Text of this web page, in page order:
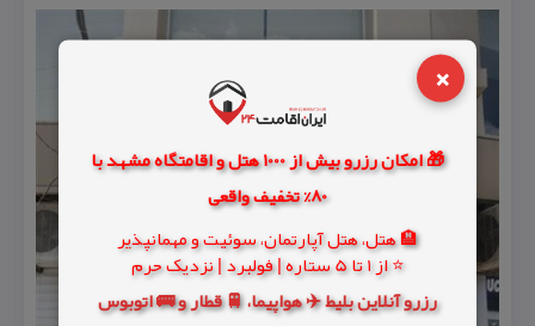
×
🎁 امکان رزرو بیش از 1000 هتل و اقامتگاه مشهد با
80% تخفیف واقعی
🏨 هتل، هتل آپارتمان، سوئیت و مهمانپذیر
⭐ از 1 تا 5 ستاره | فولبرد | نزدیک حرم
رزرو آنلاین بلیط ✈️ هواپیما، 🚆 قطار و 🚌 اتوبوس